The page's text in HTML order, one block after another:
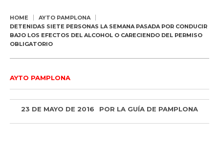
HOME
AYTO PAMPLONA
DETENIDAS SIETE PERSONAS LA SEMANA PASADA POR CONDUCIR
BAJO LOS EFECTOS DEL ALCOHOL O CARECIENDO DEL PERMISO
OBLIGATORIO
AYTO PAMPLONA
23 DE MAYO DE 2016 POR LA GUÍA DE PAMPLONA